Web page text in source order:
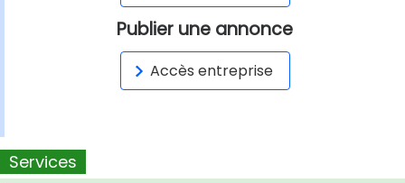
Publier une annonce
Accès entreprise
Services